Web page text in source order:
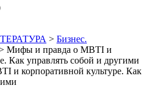
> Бизнес.
Мифы и правда о MBTI и
Как управлять собой и другими